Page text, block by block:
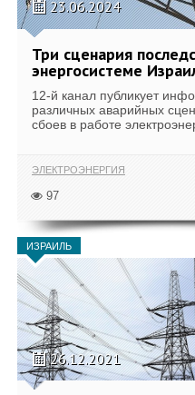
23.06.2024
Три сценария
энергосистеме
12-й канал публикует
различных аварийных
сбоев в работе
ЭЛЕКТРОЭНЕРГИЯ
97
ИЗРАИЛЬ
26.12.2021